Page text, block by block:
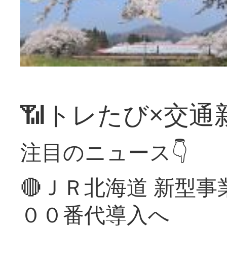
📶トレたび×交通
注目のニュース👇
🔴ＪＲ北海道 新型
００番代導入へ